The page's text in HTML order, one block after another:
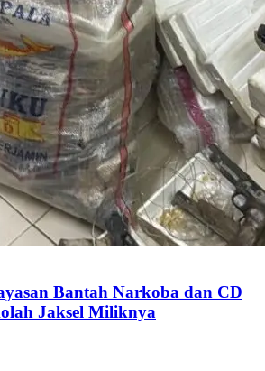
Bantah Narkoba dan CD
Jaksel Miliknya